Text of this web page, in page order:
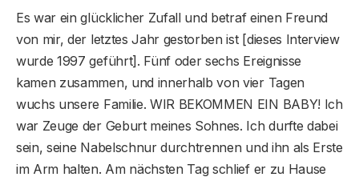
Es war ein glücklicher Zufall und betraf einen Freund
von mir, der letztes Jahr gestorben ist [dieses Interview
wurde 1997 geführt]. Fünf oder sechs Ereignisse
kamen zusammen, und innerhalb von vier Tagen
wuchs unsere Familie. WIR BEKOMMEN EIN BABY! Ich
war Zeuge der Geburt meines Sohnes. Ich durfte dabei
sein, seine Nabelschnur durchtrennen und ihn als Erste
im Arm halten. Am nächsten Tag schlief er zu Hause